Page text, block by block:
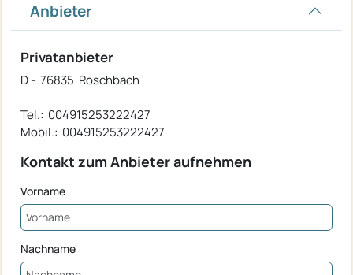
Anbieter
Privatanbieter
D - 76835 Roschbach
Tel.: 004915253222427
Mobil.: 004915253222427
Kontakt zum Anbieter aufnehmen
Vorname
Nachname